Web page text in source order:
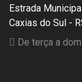
Estrada
Caxias do Sul -
De terça a